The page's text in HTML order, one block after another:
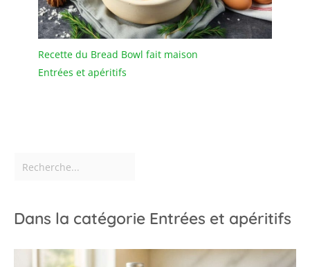
Recette du Bread Bowl fait maison
Entrées et apéritifs
Dans la catégorie Entrées et apéritifs